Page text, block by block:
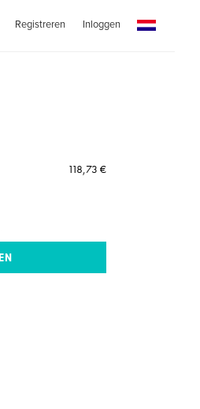
Registreren Inloggen
118,73 €